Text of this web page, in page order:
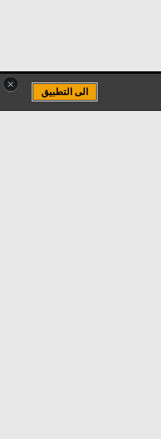
×
الى التطبيق